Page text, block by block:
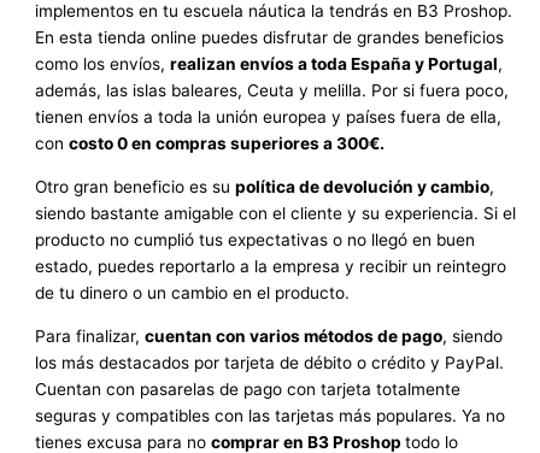
implementos en tu escuela náutica la tendrás en B3 Proshop.
En esta tienda online puedes disfrutar de grandes beneficios
como los envíos,realizan envíos a toda España y Portugal,
además, las islas baleares, Ceuta y melilla. Por si fuera poco,
tienen envíos a toda la unión europea y países fuera de ella,
concosto 0 en compras superiores a 300€.
Otro gran beneficio es supolítica de devolución y cambio,
siendo bastante amigable con el cliente y su experiencia. Si el
producto no cumplió tus expectativas o no llegó en buen
estado, puedes reportarlo a la empresa y recibir un reintegro
de tu dinero o un cambio en el producto.
Para finalizar,cuentan con varios métodos de pago, siendo
los más destacados por tarjeta de débito o crédito y PayPal.
Cuentan con pasarelas de pago con tarjeta totalmente
seguras y compatibles con las tarjetas más populares. Ya no
tienes excusa para nocomprar en B3 Proshoptodo lo